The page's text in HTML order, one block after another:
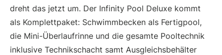
dreht das jetzt um. Der Infinity Pool Deluxe kommt
als Komplettpaket: Schwimmbecken als Fertigpool,
die Mini-Überlaufrinne und die gesamte Pooltechnik
inklusive Technikschacht samt Ausgleichsbehälter